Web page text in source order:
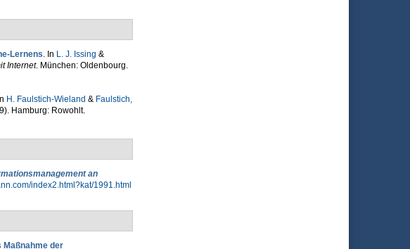
Lernens. In L. J. Issing &
Internet. München: Oldenbourg.
H. Faulstich-Wieland & Faulstich,
Hamburg: Rowohlt.
an
index2.html?kat/1991.html
Maßnahme der